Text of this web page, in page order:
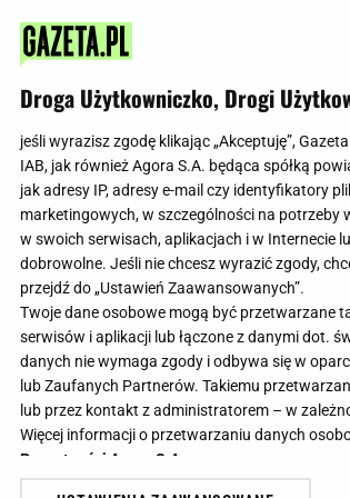
na grilla. Co zrobić,
Droga Użytkowniczko, Drogi
jeśli wyrazisz zgodę klikając „Akceptuję”,
IAB, jak również Agora S.A. będąca spółką
jak adresy IP, adresy e-mail czy identyfikatory
marketingowych, w szczególności na
w swoich serwisach, aplikacjach i w Internecie
dobrowolne. Jeśli nie chcesz wyrazić zgody,
przejdź do „Ustawień Zaawansowanych”.
Twoje dane osobowe mogą być przetwarzane
serwisów i aplikacji lub łączone z danymi dot.
danych nie wymaga zgody i odbywa się w
lub Zaufanych Partnerów. Takiemu
lub przez kontakt z administratorem – w
Więcej informacji o przetwarzaniu danych
Prywatności Agora S.A.